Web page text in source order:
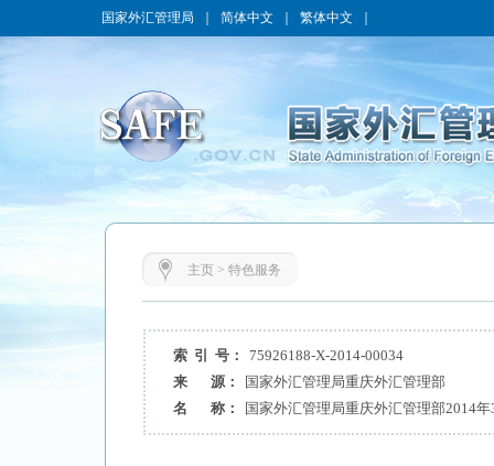
国家外汇管理局 简体中文 繁体中文
主页> 特色服务
索 引 号：
75926188-X-2014-00034
来 源：
国家外汇管理局重庆外汇管理部
名 称：
国家外汇管理局重庆外汇管理部2014